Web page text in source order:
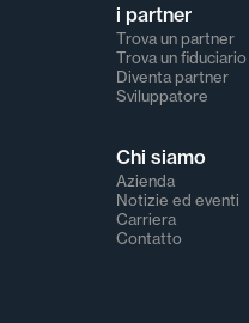
i partner
Trova un partner
Trova un fiduciario
Diventa partner
Sviluppatore
Chi siamo
Azienda
Notizie ed eventi
Carriera
Contatto